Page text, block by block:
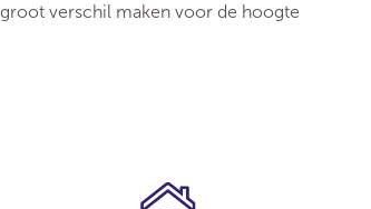
verschil maken voor de hoogte